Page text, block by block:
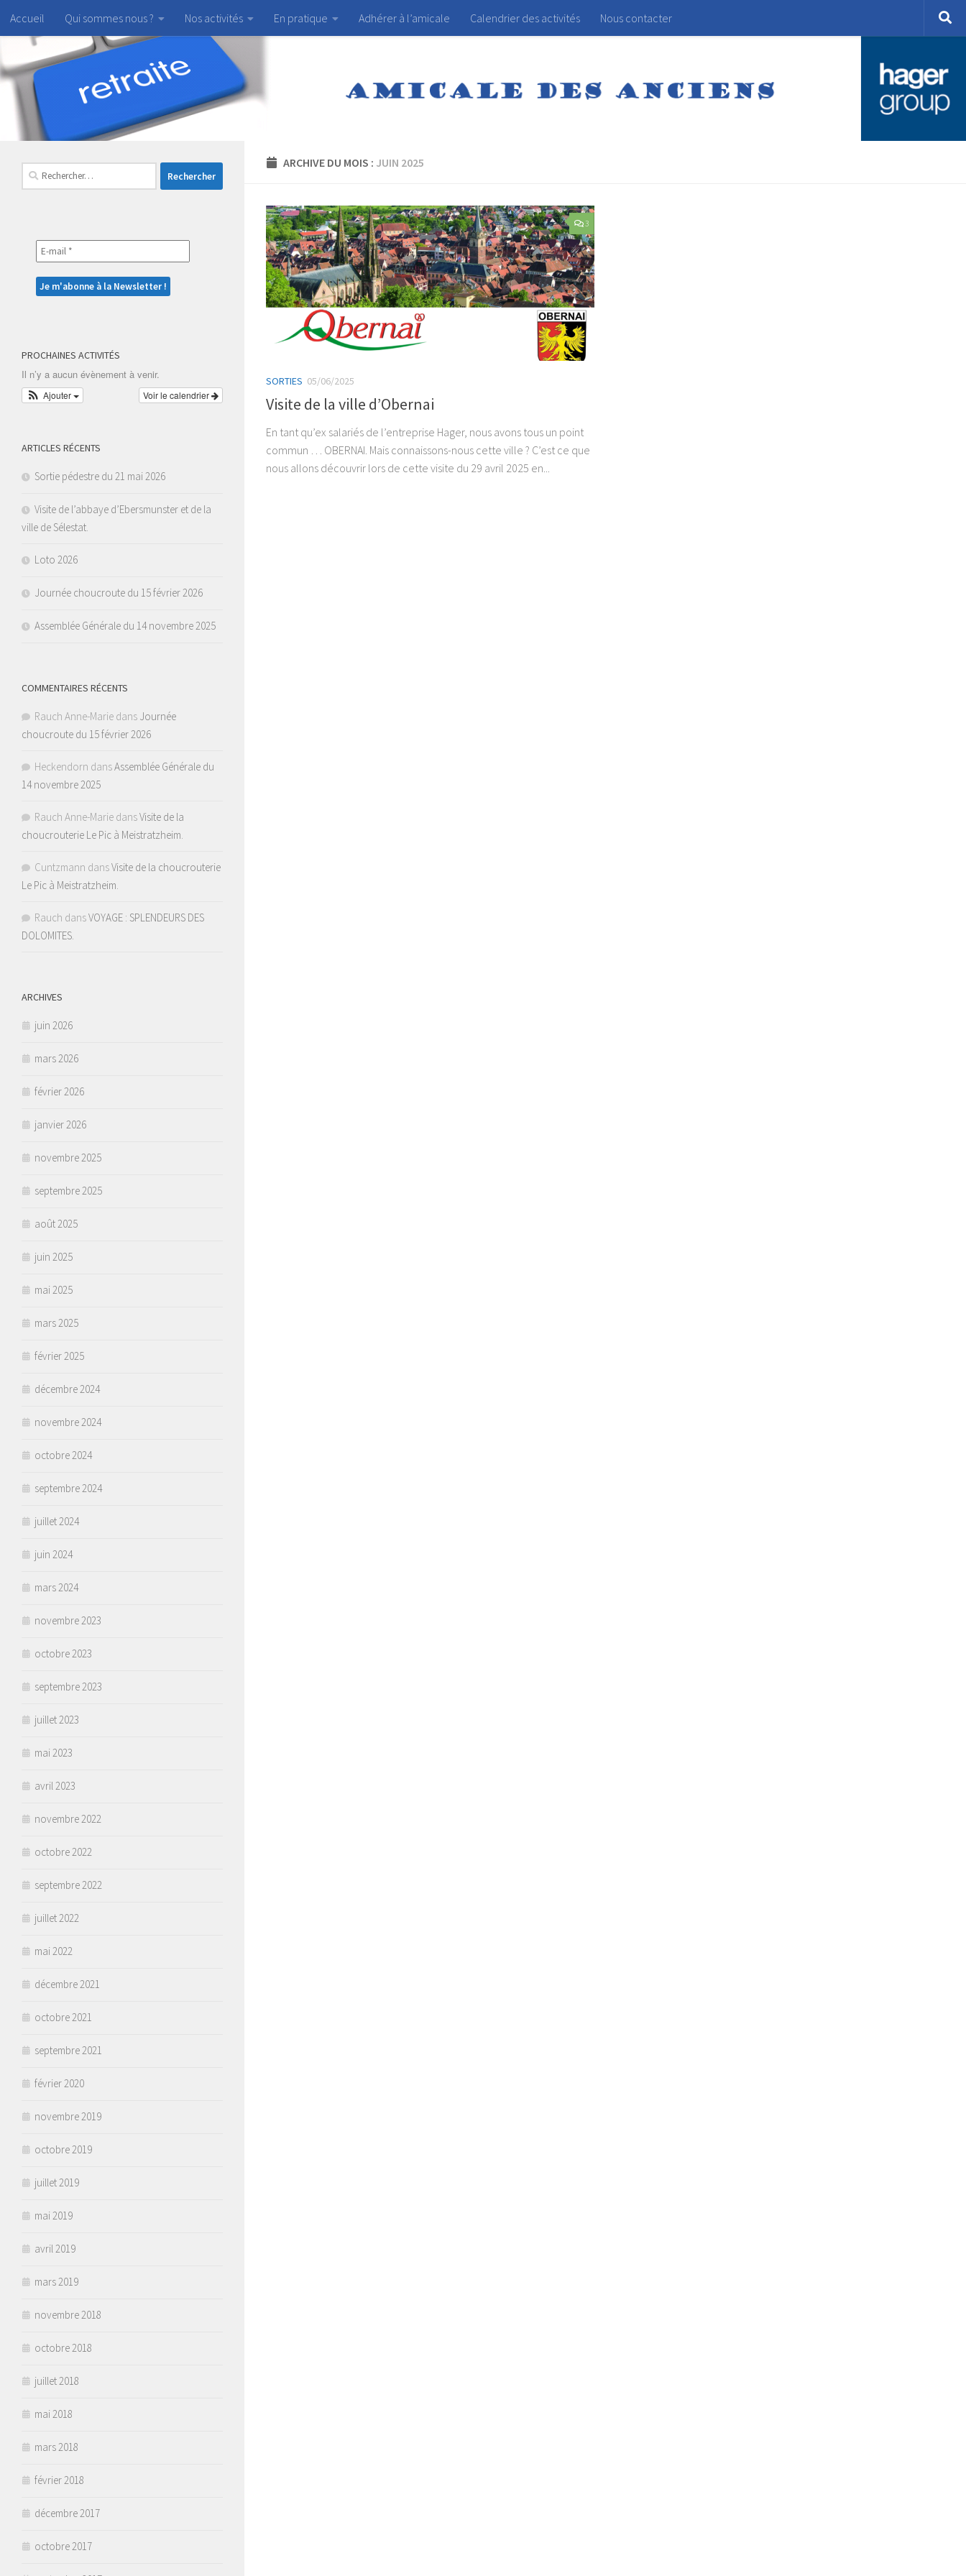
Skip to content
Accueil Qui sommes nous ? Nos activités En pratique Adhérer à l’amicale Calendrier des activités Nous contacter
ARCHIVE DU MOIS : JUIN 2025
3
SORTIES 05/06/2025
Visite de la ville d’Obernai
En tant qu’ex salariés de l’entreprise Hager, nous avons tous un point
commun … OBERNAI. Mais connaissons-nous cette ville ? C’est ce que
nous allons découvrir lors de cette visite du 29 avril 2025 en...
Rechercher :
PROCHAINES ACTIVITÉS
Il n’y a aucun évènement à venir.
Voir le calendrier
Ajouter
ARTICLES RÉCENTS
Sortie pédestre du 21 mai 2026
Visite de l’abbaye d’Ebersmunster et de la
ville de Sélestat.
Loto 2026
Journée choucroute du 15 février 2026
Assemblée Générale du 14 novembre 2025
COMMENTAIRES RÉCENTS
Rauch Anne-Marie dans Journée
choucroute du 15 février 2026
Heckendorn dansAssemblée Générale du
14 novembre 2025
Rauch Anne-Marie dansVisite de la
choucrouterie Le Pic à Meistratzheim.
Cuntzmann dansVisite de la choucrouterie
Le Pic à Meistratzheim.
Rauch dansVOYAGE : SPLENDEURS DES
DOLOMITES.
ARCHIVES
juin 2026
mars 2026
février 2026
janvier 2026
novembre 2025
septembre 2025
août 2025
juin 2025
mai 2025
mars 2025
février 2025
décembre 2024
novembre 2024
octobre 2024
septembre 2024
juillet 2024
juin 2024
mars 2024
novembre 2023
octobre 2023
septembre 2023
juillet 2023
mai 2023
avril 2023
novembre 2022
octobre 2022
septembre 2022
juillet 2022
mai 2022
décembre 2021
octobre 2021
septembre 2021
février 2020
novembre 2019
octobre 2019
juillet 2019
mai 2019
avril 2019
mars 2019
novembre 2018
octobre 2018
juillet 2018
mai 2018
mars 2018
février 2018
décembre 2017
octobre 2017